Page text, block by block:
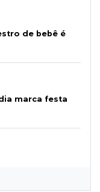
de bebê é
marca festa